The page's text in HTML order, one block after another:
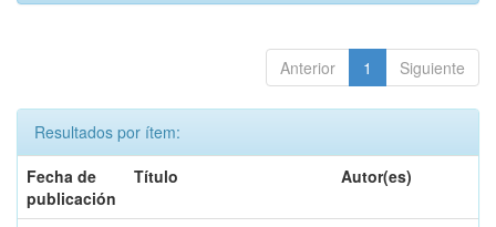
Anterior 1 Siguiente
Resultados por ítem:
Fecha de
publicación
Título Autor(es)